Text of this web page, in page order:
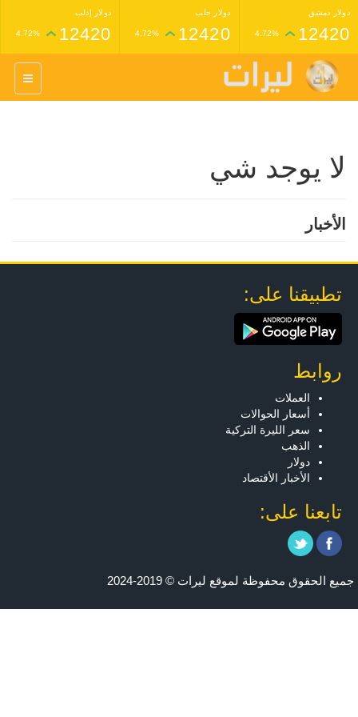
دولار دمشق
12420
4.72%
دولار حلب
12420
4.72%
دولار إدلب
12420
4.72%
غرام عيار 24 ذهب
1,398,000
4.33%
1,227,000
لا يوجد شي
الأخبار
تطبيقنا على:
روابط
العملات
أسعار الحوالات
سعر الليرة التركية
الذهب
دولار
الأخبار الأقتصاد
تابعنا على:
جميع الحقوق محفوظة لموقع ليرات © 2019-2024